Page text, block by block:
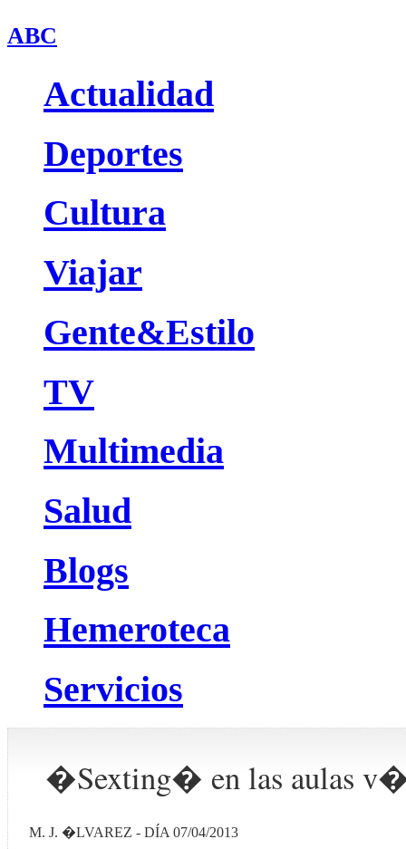
ABC
Actualidad
Deportes
Cultura
Viajar
Gente&Estilo
TV
Multimedia
Salud
Blogs
Hemeroteca
Servicios
�Sexting� en las aulas
M. J. �LVAREZ - DÍA 07/04/2013